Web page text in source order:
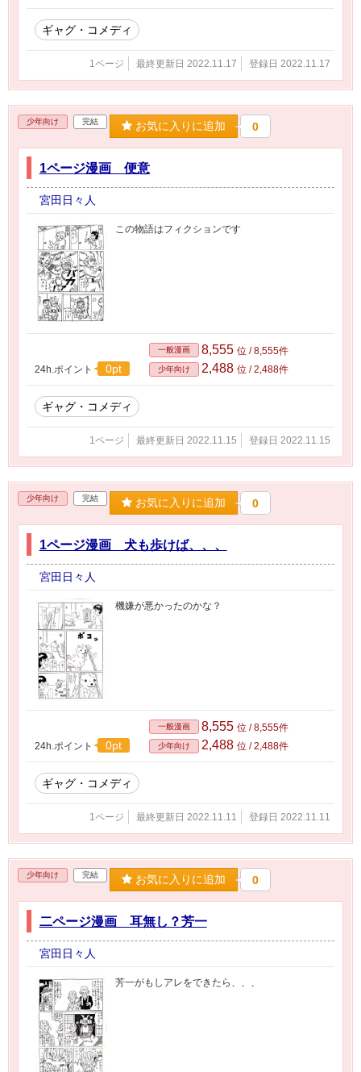
ギャグ・コメディ
1ページ 最終更新日 2022.11.17 登録日 2022.11.17
少年向け 完結 お気に入りに追加 0
1ページ漫画 便意
宮田日々人
この物語はフィクションです
24h.ポイント 0pt
一般漫画 8,555 位 / 8,555件
少年向け 2,488 位 / 2,488件
ギャグ・コメディ
1ページ 最終更新日 2022.11.15 登録日 2022.11.15
少年向け 完結 お気に入りに追加 0
1ページ漫画 犬も歩けば、、、
宮田日々人
機嫌が悪かったのかな？
24h.ポイント 0pt
一般漫画 8,555 位 / 8,555件
少年向け 2,488 位 / 2,488件
ギャグ・コメディ
1ページ 最終更新日 2022.11.11 登録日 2022.11.11
少年向け 完結 お気に入りに追加 0
二ページ漫画 耳無し？芳一
宮田日々人
芳一がもしアレをできたら、、、